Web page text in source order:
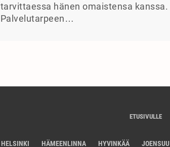
tarvittaessa hänen omaistensa kanssa.
Palvelutarpeen…
ETUSIVULLE
HELSINKI HÄMEENLINNA HYVINKÄÄ JOENSUU